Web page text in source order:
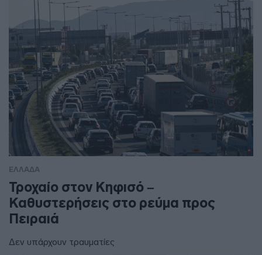
ΕΛΛΑΔΑ
Τροχαίο στον Κηφισό –
Καθυστερήσεις στο ρεύμα προς
Πειραιά
Δεν υπάρχουν τραυματίες